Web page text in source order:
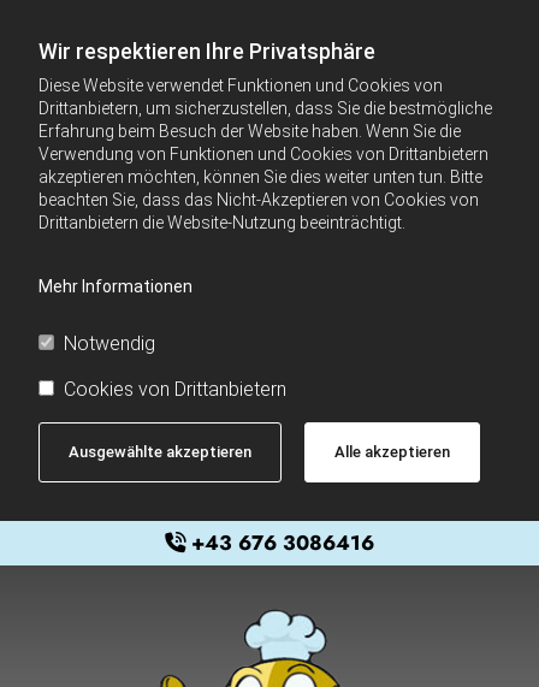
Wir respektieren Ihre Privatsphäre
Diese Website verwendet Funktionen und Cookies von
Drittanbietern, um sicherzustellen, dass Sie die bestmögliche
Erfahrung beim Besuch der Website haben. Wenn Sie die
Verwendung von Funktionen und Cookies von Drittanbietern
akzeptieren möchten, können Sie dies weiter unten tun. Bitte
beachten Sie, dass das Nicht-Akzeptieren von Cookies von
Drittanbietern die Website-Nutzung beeinträchtigt.
Mehr Informationen
Notwendig
Cookies von Drittanbietern
Ausgewählte akzeptieren Alle akzeptieren
+43 676 3086416